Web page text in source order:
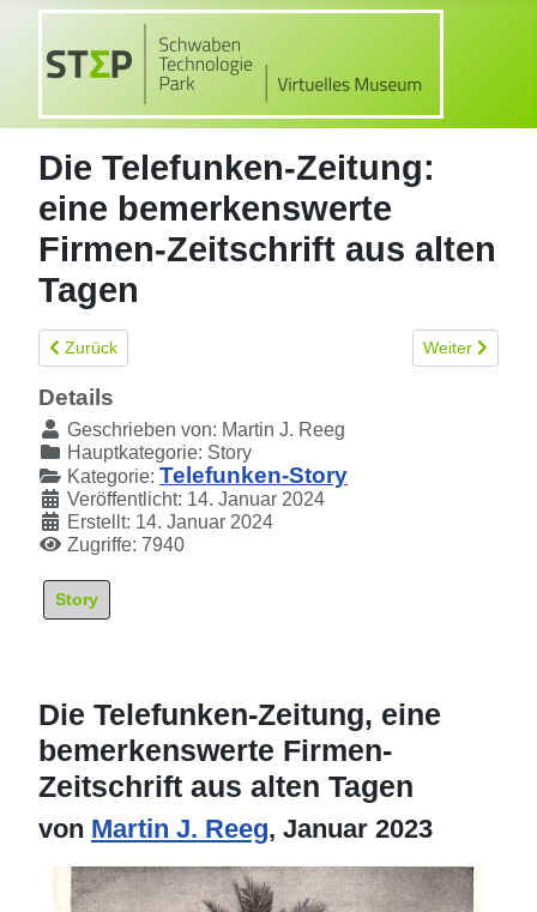
Die Telefunken-Zeitung:
eine bemerkenswerte
Firmen-Zeitschrift aus alten
Tagen
Vorheriger Beitrag: Die Geschichte des mobilen Telefunken
Zurück Nächster
Weiter
Details
Geschrieben von: Martin J. Reeg
Hauptkategorie: Story
Kategorie: Telefunken-Story
Veröffentlicht: 14. Januar 2024
Erstellt: 14. Januar 2024
Zugriffe: 7940
Story
Die Telefunken-Zeitung, eine
bemerkenswerte Firmen-
Zeitschrift aus alten Tagen
von Martin J. Reeg, Januar 2023